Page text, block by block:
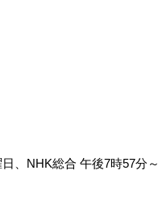
、NHK総合 午後7時57分～